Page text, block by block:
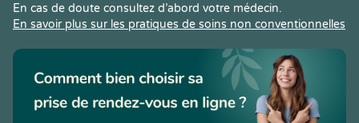
En cas de doute consultez d’abord votre médecin.
En savoir plus sur les pratiques de soins non conventionnelles